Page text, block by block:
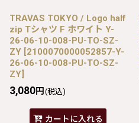
TRAVAS TOKYO / Logo half
zip Tシャツ F ホワイト Y-
26-06-10-008-PU-TO-SZ-
ZY [2100070000052857-Y-
26-06-10-008-PU-TO-SZ-
ZY]
3,080円 (税込)
カートに入れる